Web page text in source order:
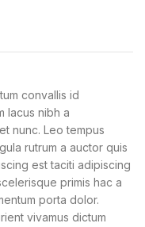
convallis id
lacus nibh a
nunc. Leo tempus
rutrum a auctor quis
est taciti adipiscing
primis hac a
porta dolor.
vivamus dictum